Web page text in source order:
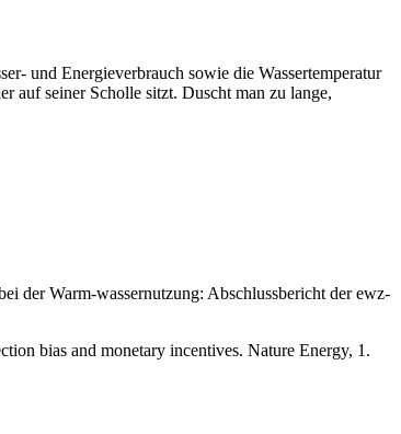
und Energieverbrauch sowie die Wassertemperatur
auf seiner Scholle sitzt. Duscht man zu lange,
der Warm-wassernutzung: Abschlussbericht der ewz-
bias and monetary incentives. Nature Energy, 1.